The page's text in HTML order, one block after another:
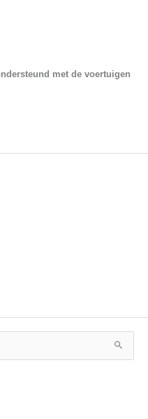
met de voertuigen